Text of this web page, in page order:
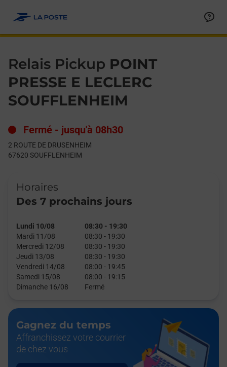
Relais Pickup POINT
PRESSE E LECLERC
SOUFFLENHEIM
Fermé - jusqu'à 08h30
2 ROUTE DE DRUSENHEIM
67620 SOUFFLENHEIM
Horaires
Des 7 prochains jours
Lundi 10/08 08:30 - 19:30
Mardi 11/08
08:30 - 19:30
Mercredi 12/08
08:30 - 19:30
Jeudi 13/08
08:30 - 19:30
Vendredi 14/08
08:00 - 19:45
Samedi 15/08
08:00 - 19:15
Dimanche 16/08
Fermé
Gagnez du temps
Affranchissez votre courrier
de chez vous